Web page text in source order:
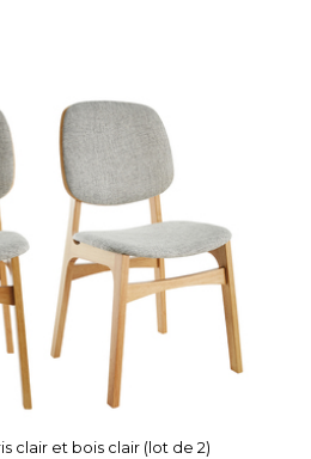
clair et bois clair (lot de 2)